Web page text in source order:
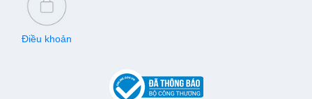
Điều khoản